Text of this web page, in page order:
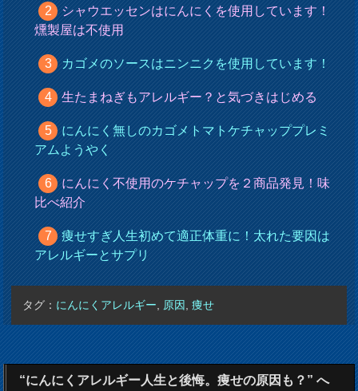
シャウエッセンはにんにくを使用しています！
燻製屋は不使用
カゴメのソースはニンニクを使用しています！
生たまねぎもアレルギー？と気づきはじめる
にんにく無しのカゴメトマトケチャッププレミ
アムようやく
にんにく不使用のケチャップを２商品発見！味
比べ紹介
痩せすぎ人生初めて適正体重に！太れた要因は
アレルギーとサプリ
タグ： にんにくアレルギー 原因 ,痩せ
“にんにくアレルギー人生と後悔。痩せの原因も？” へ